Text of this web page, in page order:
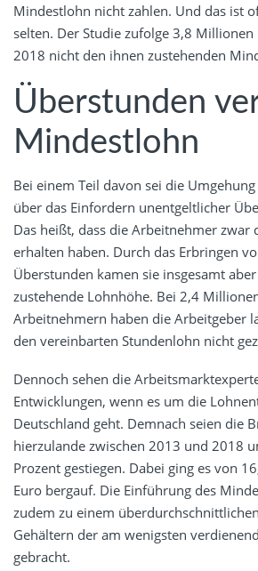
Mindestlohn nicht zahlen. Und das ist
selten. Der Studie zufolge 3,8 Millionen
2018 nicht den ihnen zustehenden
Überstunden
Mindestlohn
Bei einem Teil davon sei die
über das Einfordern unentgeltlicher
Das heißt, dass die Arbeitnehmer zwar
erhalten haben. Durch das Erbringen
Überstunden kamen sie insgesamt
zustehende Lohnhöhe. Bei 2,4
Arbeitnehmern haben die Arbeitgeber
den vereinbarten Stundenlohn nicht
Dennoch sehen die
Entwicklungen, wenn es um die
Deutschland geht. Demnach seien die
hierzulande zwischen 2013 und 2018
Prozent gestiegen. Dabei ging es von
Euro bergauf. Die Einführung des
zudem zu einem
Gehältern der am wenigsten
gebracht.